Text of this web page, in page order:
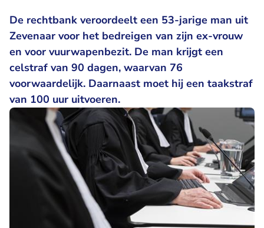
De rechtbank veroordeelt een 53-jarige man uit
Zevenaar voor het bedreigen van zijn ex-vrouw
en voor vuurwapenbezit. De man krijgt een
celstraf van 90 dagen, waarvan 76
voorwaardelijk. Daarnaast moet hij een taakstraf
van 100 uur uitvoeren.